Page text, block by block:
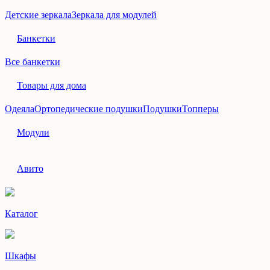
Детские зеркалаЗеркала для модулей
Банкетки
Все банкетки
Товары для дома
ОдеялаОртопедические подушкиПодушкиТопперы
Модули
Авито
Каталог
Шкафы